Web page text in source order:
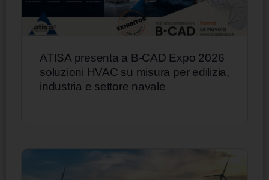
ATISA presenta a B-CAD Expo 2026
soluzioni HVAC su misura per edilizia,
industria e settore navale